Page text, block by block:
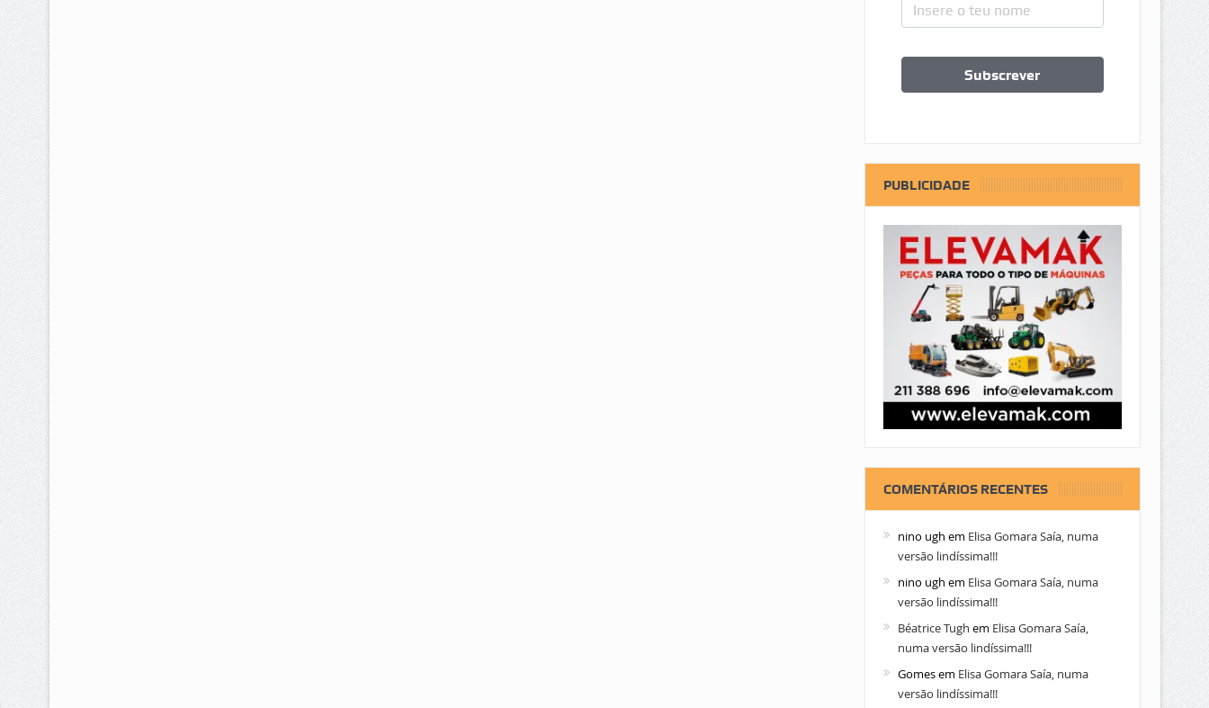
PUBLICIDADE
COMENTÁRIOS RECENTES
nino ugh em Elisa Gomara Saía, numa
versão lindíssima!!!
nino ugh em Elisa Gomara Saía, numa
versão lindíssima!!!
Béatrice Tugh em Elisa Gomara Saía,
numa versão lindíssima!!!
Gomesem Elisa Gomara Saía, numa
versão lindíssima!!!